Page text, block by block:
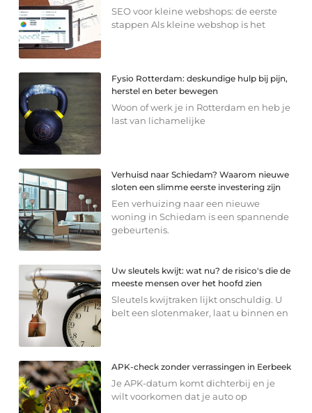
SEO voor kleine webshops: de eerste
stappen Als kleine webshop is het
Fysio Rotterdam: deskundige hulp bij pijn,
herstel en beter bewegen
Woon of werk je in Rotterdam en heb je
last van lichamelijke
Verhuisd naar Schiedam? Waarom nieuwe
sloten een slimme eerste investering zijn
Een verhuizing naar een nieuwe
woning in Schiedam is een spannende
gebeurtenis.
Uw sleutels kwijt: wat nu? de risico's die de
meeste mensen over het hoofd zien
Sleutels kwijtraken lijkt onschuldig. U
belt een slotenmaker, laat u binnen en
APK-check zonder verrassingen in Eerbeek
Je APK-datum komt dichterbij en je
wilt voorkomen dat je auto op